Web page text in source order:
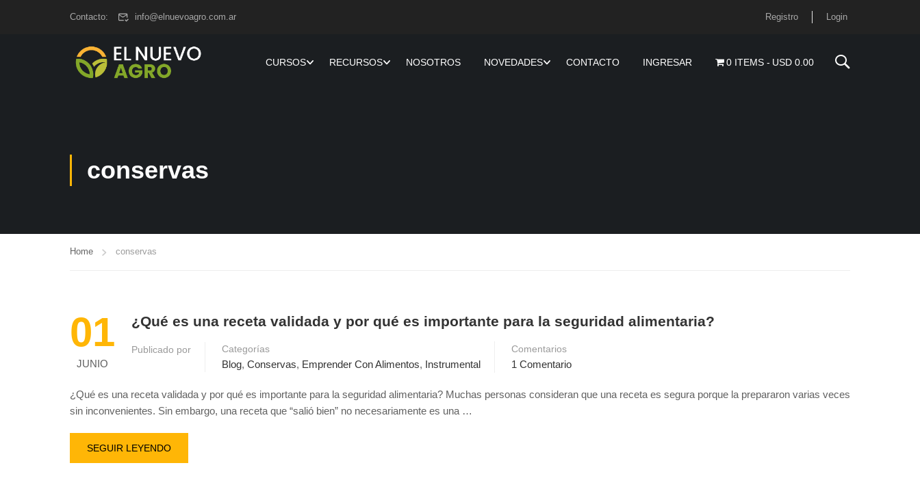
Contacto: info@elnuevoagro.com.ar Registro Login
CURSOS RECURSOS NOSOTROS NOVEDADES CONTACTO INGRESAR 0 ITEMS USD 0.00
conservas
Home conservas
01
JUNIO
¿Qué es una receta validada y por qué es importante para la seguridad alimentaria?
Publicado por Categorías
Blog, Conservas, Emprender Con Alimentos, Instrumental
Comentarios
1 Comentario
¿Qué es una receta validada y por qué es importante para la seguridad alimentaria? Muchas personas consideran que una receta es segura porque la prepararon varias veces
sin inconvenientes. Sin embargo, una receta que “salió bien” no necesariamente es una …
SEGUIR LEYENDO